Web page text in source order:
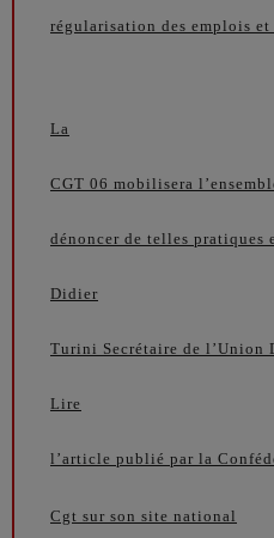
régularisation des emplois et
La
CGT 06 mobilisera
dénoncer de telles pratiques
Didier
Turini Secrétaire de l’Union
Lire
l’article publié par la
Cgt sur son site national